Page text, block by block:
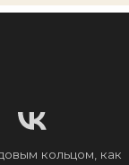
кольцом, как